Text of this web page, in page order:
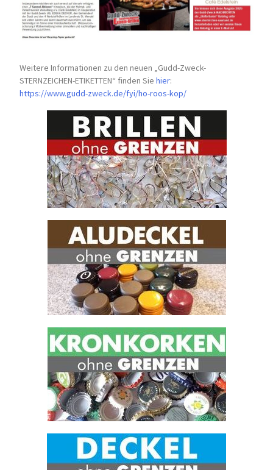
Weitere Informationen zu den neuen „Gudd-Zweck-
STERNZEICHEN-ETIKETTEN“ finden Siehier:
https://www.gudd-zweck.de/fyi/ho-roos-kop/